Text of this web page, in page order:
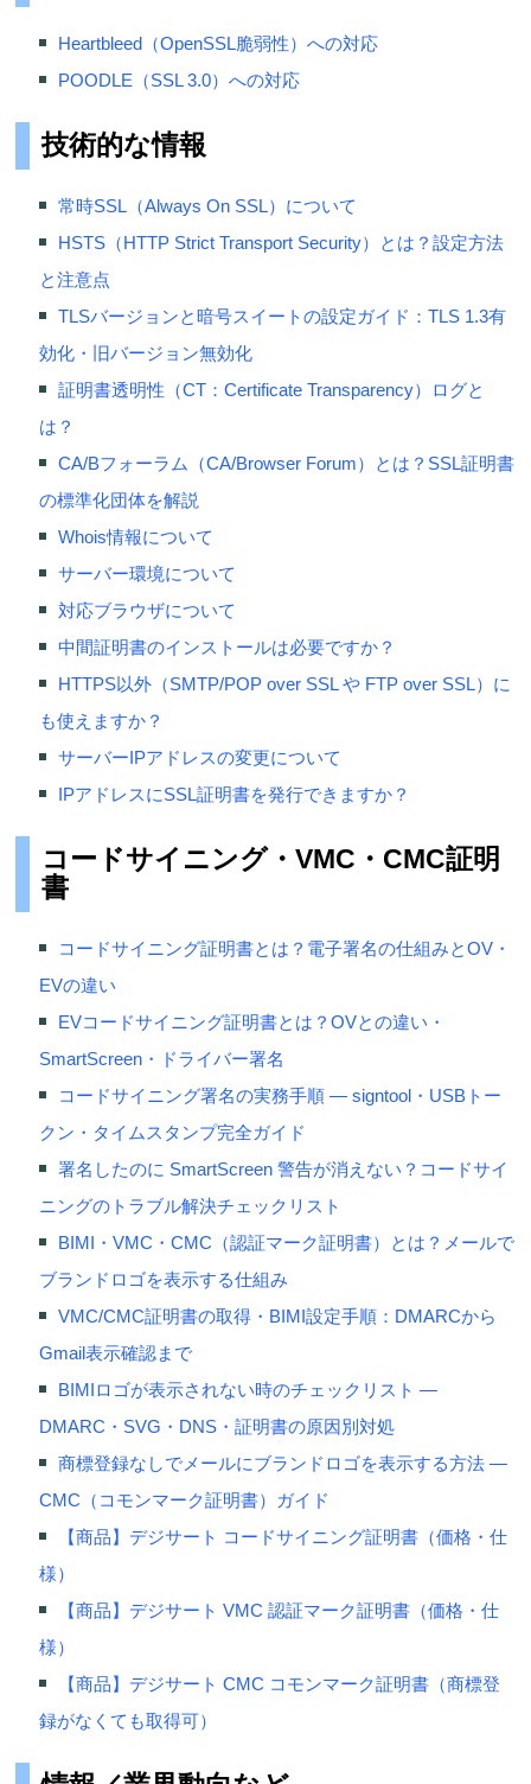
Heartbleed（OpenSSL脆弱性）への対応
POODLE（SSL 3.0）への対応
技術的な情報
常時SSL（Always On SSL）について
HSTS（HTTP Strict Transport Security）とは？設定方法
と注意点
TLSバージョンと暗号スイートの設定ガイド：TLS 1.3有
効化・旧バージョン無効化
証明書透明性（CT：Certificate Transparency）ログと
は？
CA/Bフォーラム（CA/Browser Forum）とは？SSL証明書
の標準化団体を解説
Whois情報について
サーバー環境について
対応ブラウザについて
中間証明書のインストールは必要ですか？
HTTPS以外（SMTP/POP over SSL や FTP over SSL）に
も使えますか？
サーバーIPアドレスの変更について
IPアドレスにSSL証明書を発行できますか？
コードサイニング・VMC・CMC証明
書
コードサイニング証明書とは？電子署名の仕組みとOV・
EVの違い
EVコードサイニング証明書とは？OVとの違い・
SmartScreen・ドライバー署名
コードサイニング署名の実務手順 — signtool・USBトー
クン・タイムスタンプ完全ガイド
署名したのに SmartScreen 警告が消えない？コードサイ
ニングのトラブル解決チェックリスト
BIMI・VMC・CMC（認証マーク証明書）とは？メールで
ブランドロゴを表示する仕組み
VMC/CMC証明書の取得・BIMI設定手順：DMARCから
Gmail表示確認まで
BIMIロゴが表示されない時のチェックリスト —
DMARC・SVG・DNS・証明書の原因別対処
商標登録なしでメールにブランドロゴを表示する方法 —
CMC（コモンマーク証明書）ガイド
【商品】デジサート コードサイニング証明書（価格・仕
様）
【商品】デジサート VMC 認証マーク証明書（価格・仕
様）
【商品】デジサート CMC コモンマーク証明書（商標登
録がなくても取得可）